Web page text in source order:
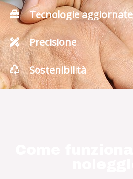
Tecnologie aggiornate
Precisione
Sostenibilità